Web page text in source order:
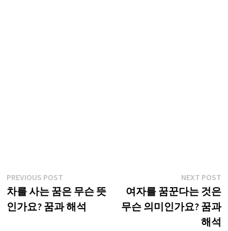
글
탐
색
PREVIOUS POSTPrevious
post:
차를 사는 꿈은 무슨 뜻
인가요? 꿈과 해석
NEXT POST
여자를 꿈꾼다는 것은
무슨 의미인가요? 꿈과
해석